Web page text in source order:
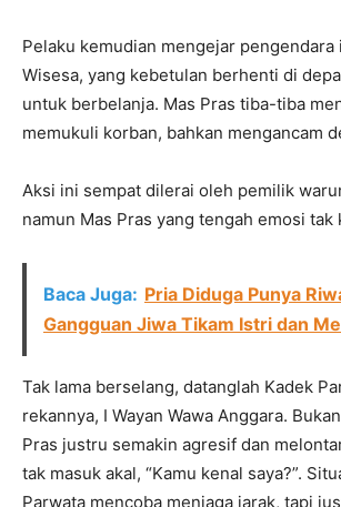
Pelaku kemudian mengejar pengendara
Wisesa, yang kebetulan berhenti di
untuk berbelanja. Mas Pras tiba-tiba
memukuli korban, bahkan mengancam
Aksi ini sempat dilerai oleh pemilik
namun Mas Pras yang tengah emosi tak
Baca Juga: Pria Diduga Punya
Gangguan Jiwa Tikam Istri dan
Tak lama berselang, datanglah Kadek
rekannya, I Wayan Wawa Anggara.
Pras justru semakin agresif dan
tak masuk akal, “Kamu kenal saya?”.
Parwata mencoba menjaga jarak, tapi